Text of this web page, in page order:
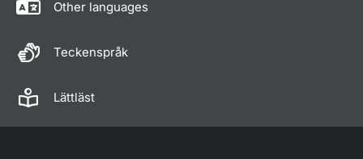
Other languages
Teckenspråk
Lättläst